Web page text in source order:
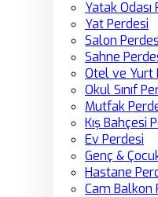
Yatak Odası
Yat Perdesi
Salon
Sahne
Otel ve Yurt
Okul Sınıf
Mutfak
Kış Bahçesi
Ev Perdesi
Genç &
Hastane
Cam Balkon